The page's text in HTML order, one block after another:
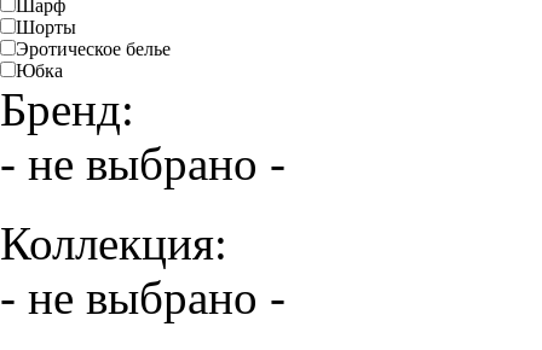
Шарф
Шорты
Эротическое белье
Юбка
Бренд:
- не выбрано -
Коллекция:
- не выбрано -